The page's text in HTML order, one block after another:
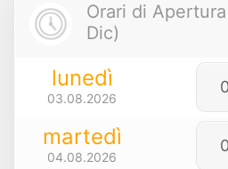
Orari di Apertura
Dic)
lunedì
03.08.2026
martedì
04.08.2026